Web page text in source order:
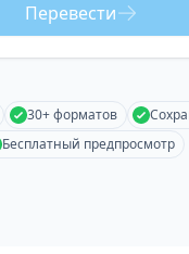
Перевести
30+ форматов
Бесплатный предпросмотр